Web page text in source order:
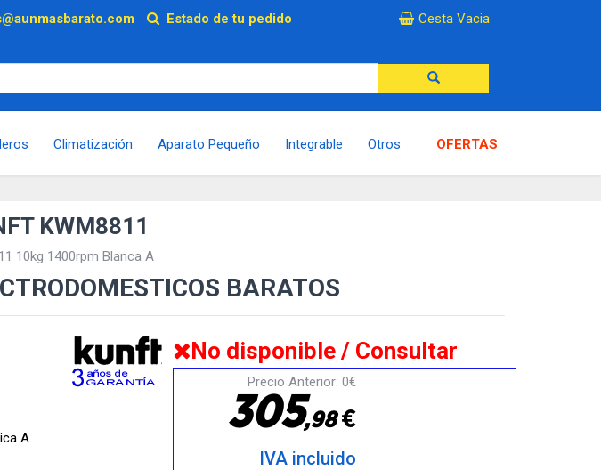
Estado de tu pedido Cesta Vacia
Climatización Aparato Pequeño Integrable Otros OFERTAS
KWM8811
10kg 1400rpm Blanca A
BARATOS
A
No disponible / Consultar
Precio Anterior: 0€
305,98€
IVA incluido